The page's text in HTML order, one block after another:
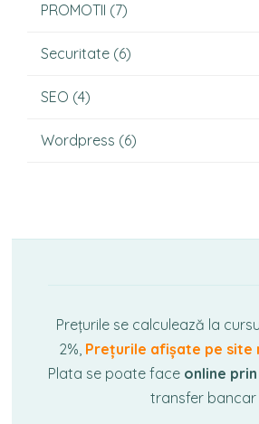
PROMOTII (7)
Securitate (6)
SEO (4)
Wordpress (6)
Prețurile se calculează la
2%, Prețurile afișate pe site
Plata se poate face online
transfer bancar